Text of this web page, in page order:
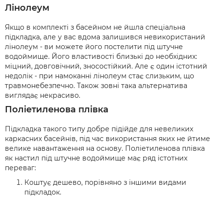
Лінолеум
Якщо в комплекті з басейном не йшла спеціальна
підкладка, але у вас вдома залишився невикористаний
лінолеум - ви можете його постелити під штучне
водоймище. Його властивості близькі до необхідних:
міцний, довговічний, зносостійкий. Але є один істотний
недолік - при намоканні лінолеум стає слизьким, що
травмонебезпечно. Також зовні така альтернатива
виглядає некрасиво.
Поліетиленова плівка
Підкладка такого типу добре підійде для невеликих
каркасних басейнів, під час використання яких не йтиме
велике навантаження на основу. Поліетиленова плівка
як настил під штучне водоймище має ряд істотних
переваг:
Коштує дешево, порівняно з іншими видами
підкладок.